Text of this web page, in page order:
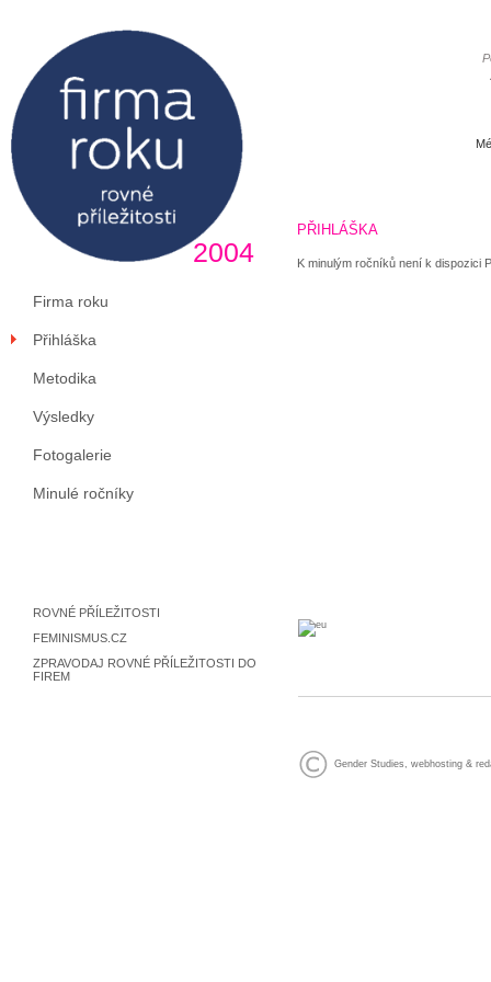
2004
Firma roku
Přihláška
Metodika
Výsledky
Fotogalerie
Minulé ročníky
PŘIHLÁŠKA
K minulým ročníků není k dispozici
ROVNÉ PŘÍLEŽITOSTI
FEMINISMUS.CZ
ZPRAVODAJ ROVNÉ PŘÍLEŽITOSTI DO
FIREM
Gender Studies, webhosting &